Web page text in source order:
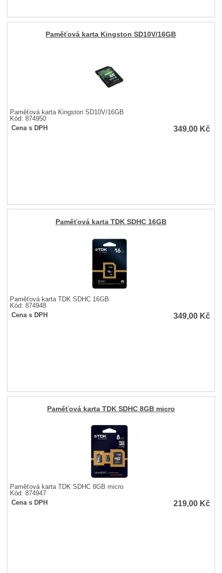
Paměťová karta Kingston SD10V/16GB
Paměťová karta Kingston SD10V/16GB
Kód: 874950
Cena s DPH
349,00 Kč
Paměťová karta TDK SDHC 16GB
Paměťová karta TDK SDHC 16GB
Kód: 874948
Cena s DPH
349,00 Kč
Paměťová karta TDK SDHC 8GB micro
Paměťová karta TDK SDHC 8GB micro
Kód: 874947
Cena s DPH
219,00 Kč